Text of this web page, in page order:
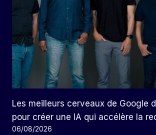
Les meilleurs cerveaux de Google
pour créer une IA qui accélère la
06/08/2026